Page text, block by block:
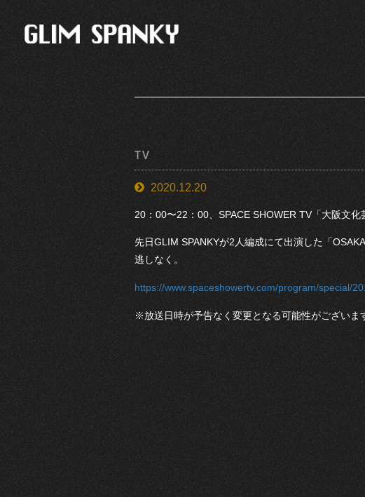
TV
2020.12.20
20：00〜22：00、SPACE SHOWER TV「大阪文化
先日GLIM SPANKYが2人編成にて出演した「
逃しなく。
https://www.spaceshowertv.com/program/special/
※放送日時が予告なく変更となる可能性がございま